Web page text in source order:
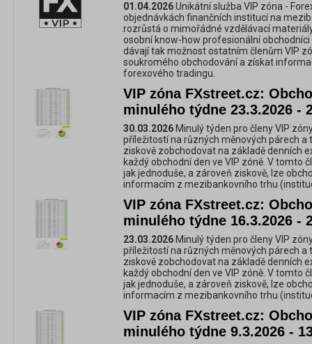
01.04.2026Unikátní služba VIP zóna -
objednávkách finančních institucí na
rozrůstá o mimořádné vzdělávací
osobní know-how profesionální
dávají tak možnost ostatním členům VIP
soukromého obchodování a získat
forexového tradingu.
VIP zóna FXstreet.cz:
minulého týdne 23.3.2026 -
30.03.2026 Minulý týden pro členy VIP
příležitostí na různých měnových párech a
ziskově zobchodovat na základě denních
každý obchodní den ve VIP zóně. V tomto
jak jednoduše, a zároveň ziskově, lze
informacím z mezibankovního trhu
VIP zóna FXstreet.cz:
minulého týdne 16.3.2026 -
23.03.2026 Minulý týden pro členy VIP
příležitostí na různých měnových párech a
ziskově zobchodovat na základě denních
každý obchodní den ve VIP zóně. V tomto
jak jednoduše, a zároveň ziskově, lze
informacím z mezibankovního trhu
VIP zóna FXstreet.cz:
minulého týdne 9.3.2026 -